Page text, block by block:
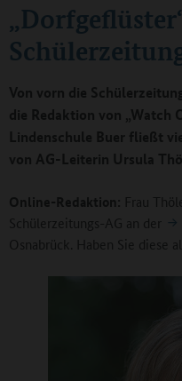
Von vorn die
die Redaktion von „Watch
Lindenschule Buer fließt
von AG-Leiterin Ursula
Online-Redaktion: Frau
Schülerzeitungs-AG an der
Osnabrück. Haben Sie diese